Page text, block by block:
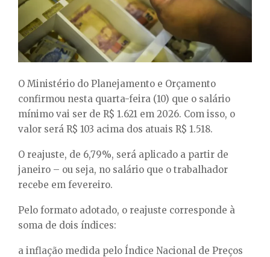
N
U
O Ministério do Planejamento e Orçamento
confirmou nesta quarta-feira (10) que o salário
mínimo vai ser de R$ 1.621 em 2026. Com isso, o
valor será R$ 103 acima dos atuais R$ 1.518.
O reajuste, de 6,79%, será aplicado a partir de
janeiro – ou seja, no salário que o trabalhador
recebe em fevereiro.
Pelo formato adotado, o reajuste corresponde à
soma de dois índices:
a inflação medida pelo Índice Nacional de Preços